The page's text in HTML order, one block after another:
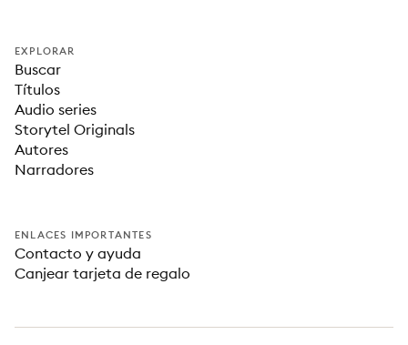
EXPLORAR
Buscar
Títulos
Audio series
Storytel Originals
Autores
Narradores
ENLACES IMPORTANTES
Contacto y ayuda
Canjear tarjeta de regalo